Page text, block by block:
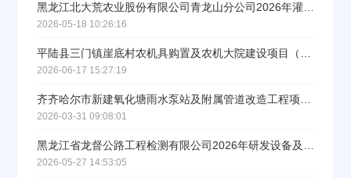
黑龙江北大荒农业股份有限公司青龙山分公司2026年灌溉设备购置项目成交公告
2026-05-18 10:26:16
平陆县三门镇崖底村农机具购置及农机大院建设项目（设备采购）中标结果公告
2026-06-17 15:27:19
齐齐哈尔市新建氧化塘雨水泵站及附属管道改造工程项目设备采购中标公告
2026-03-31 09:08:01
黑龙江省龙督公路工程检测有限公司2026年研发设备及试验耗材采购项目成交结果公告
2026-05-27 14:53:05